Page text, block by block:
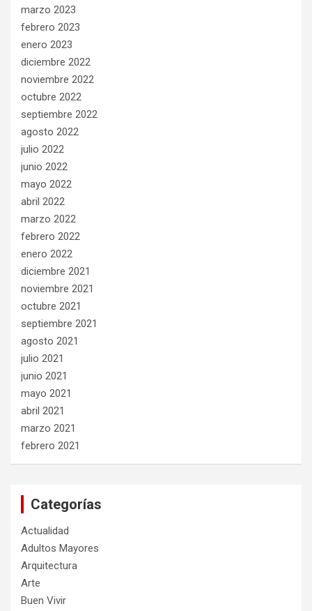
marzo 2023
febrero 2023
enero 2023
diciembre 2022
noviembre 2022
octubre 2022
septiembre 2022
agosto 2022
julio 2022
junio 2022
mayo 2022
abril 2022
marzo 2022
febrero 2022
enero 2022
diciembre 2021
noviembre 2021
octubre 2021
septiembre 2021
agosto 2021
julio 2021
junio 2021
mayo 2021
abril 2021
marzo 2021
febrero 2021
Categorías
Actualidad
Adultos Mayores
Arquitectura
Arte
Buen Vivir